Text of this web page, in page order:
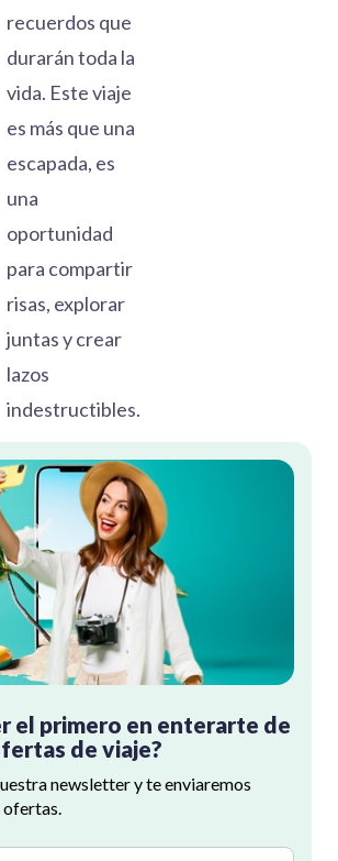
recuerdos que
durarán toda la
vida. Este viaje
es más que una
escapada, es
una
oportunidad
para compartir
risas, explorar
juntas y crear
lazos
indestructibles.
el primero en enterarte de
de viaje?
newsletter y te enviaremos